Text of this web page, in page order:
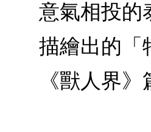
意氣相投的
描繪出的
《獸人界》